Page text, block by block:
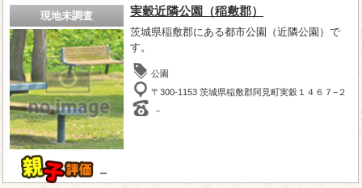
現地未調査
－
実穀近隣公園（稲敷郡）
茨城県稲敷郡にある都市公園（近隣公園）で
す。
公園
〒300-1153 茨城県稲敷郡阿見町実穀１４６７−２
－